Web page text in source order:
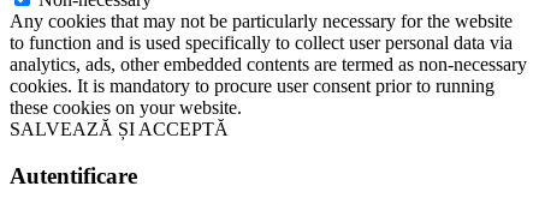
Any cookies that may not be particularly necessary for the website
to function and is used specifically to collect user personal data via
analytics, ads, other embedded contents are termed as non-necessary
cookies. It is mandatory to procure user consent prior to running
these cookies on your website.
SALVEAZĂ ȘI ACCEPTĂ
Autentificare